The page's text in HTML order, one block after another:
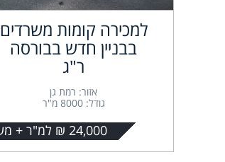
למכירה קומות משרדים
בבניין חדש בבורסה
ר"ג
אזור: רמת גן
גודל: 8000 מ"ר
24,000 ₪ למ"ר + מע"מ